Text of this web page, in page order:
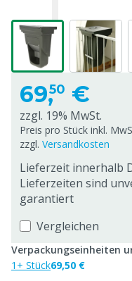
69,50 €
zzgl. 19% MwSt.
Preis pro Stück inkl.
zzgl. Versandkosten
Lieferzeit innerhalb
Lieferzeiten sind
garantiert
Vergleichen
Verpackungseinheiten
1+ Stück69,50 €